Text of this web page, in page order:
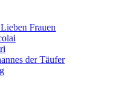
Frauen
der Täufer